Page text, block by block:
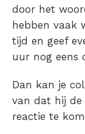
door het
hebben vaak
tijd en geef
uur nog eens
Dan kan je
van dat hij
reactie te